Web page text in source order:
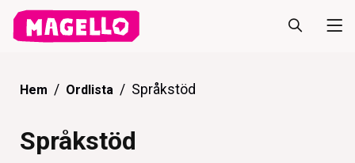
Hem Ordlista Språkstöd
Språkstöd